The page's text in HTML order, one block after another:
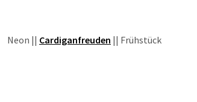
Neon || Cardiganfreuden || Frühstück